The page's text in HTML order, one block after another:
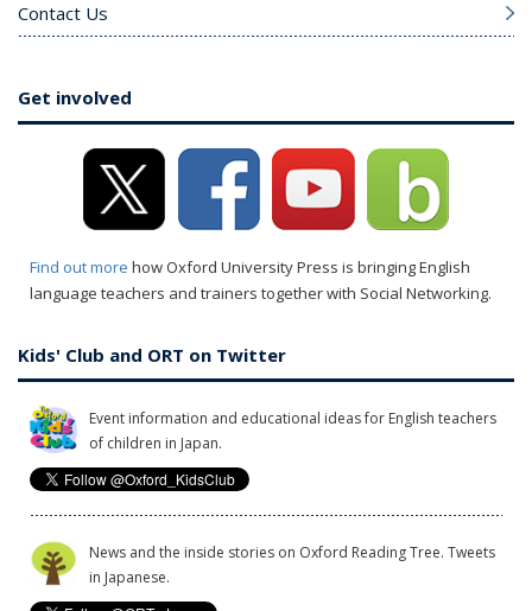
Contact Us
Get involved
Find out more how Oxford University Press is bringing English
language teachers and trainers together with Social Networking.
Kids' Club and ORT on Twitter
Event information and educational ideas for English teachers
of children in Japan.
News and the inside stories on Oxford Reading Tree. Tweets
in Japanese.